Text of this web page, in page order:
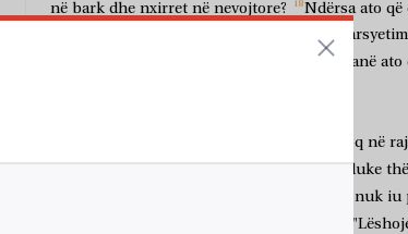
në bark dhe nxirret në nevojtore? Ndërsa ato që
dalin
janë ato
tërhoq në
duke
nuk iu